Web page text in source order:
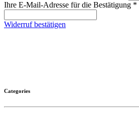
Ihre E-Mail-Adresse für die Bestätigung *
Widerruf bestätigen
Categories